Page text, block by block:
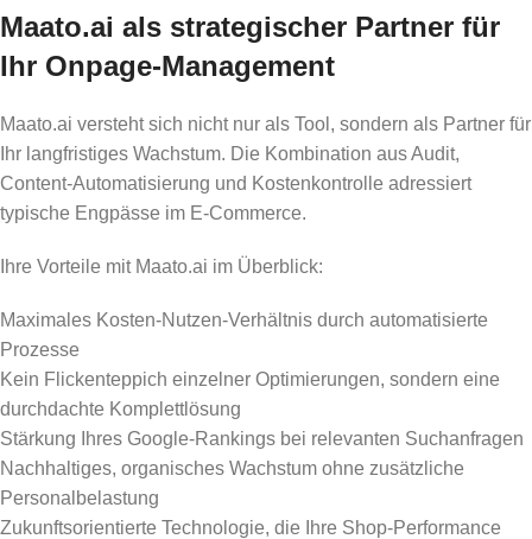
Maato.ai als strategischer Partner für
Ihr Onpage-Management
Maato.ai versteht sich nicht nur als Tool, sondern als Partner für
Ihr langfristiges Wachstum. Die Kombination aus Audit,
Content-Automatisierung und Kostenkontrolle adressiert
typische Engpässe im E-Commerce.
Ihre Vorteile mit Maato.ai im Überblick:
Maximales Kosten-Nutzen-Verhältnis durch automatisierte
Prozesse
Kein Flickenteppich einzelner Optimierungen, sondern eine
durchdachte Komplettlösung
Stärkung Ihres Google-Rankings bei relevanten Suchanfragen
Nachhaltiges, organisches Wachstum ohne zusätzliche
Personalbelastung
Zukunftsorientierte Technologie, die Ihre Shop-Performance